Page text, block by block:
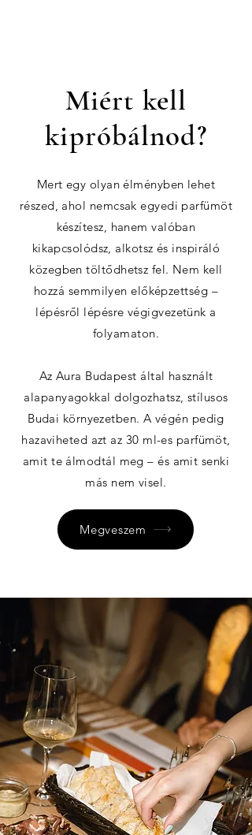
Miért kell
kipróbálnod?
Mert egy olyan élményben lehet
részed, ahol nemcsak egyedi parfümöt
készítesz, hanem valóban
kikapcsolódsz, alkotsz és inspiráló
közegben töltődhetsz fel. Nem kell
hozzá semmilyen előképzettség –
lépésről lépésre végigvezetünk a
folyamaton.
Az Aura Budapest által használt
alapanyagokkal dolgozhatsz, stílusos
Budai környezetben. A végén pedig
hazaviheted azt az 30 ml-es parfümöt,
amit te álmodtál meg – és amit senki
más nem visel.
Megveszem